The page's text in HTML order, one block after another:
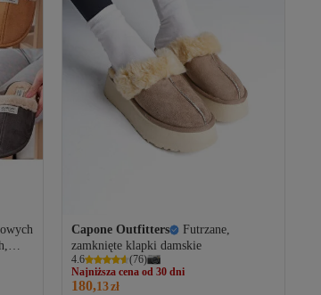
Capone Outfitters
Futrzane,
zamknięte klapki damskie
4.6 (76)
Najniższa cena od 30 dni
Darmowa wysyłka
Najniższa cena od 30 dni
180,13zł